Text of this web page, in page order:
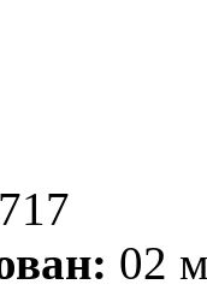
717
02